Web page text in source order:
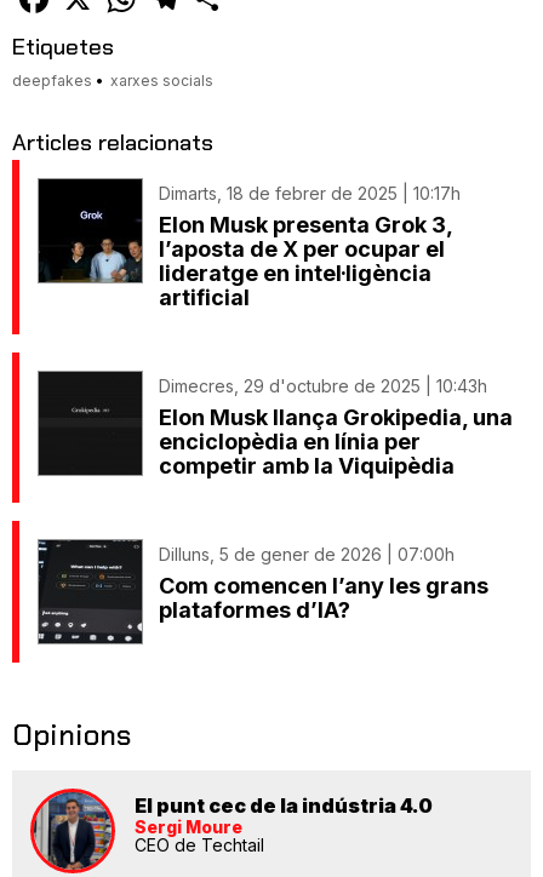
Etiquetes
deepfakes xarxes socials
Articles relacionats
Dimarts, 18 de febrer de 2025 | 10:17h
Elon Musk presenta Grok 3,
l’aposta de X per ocupar el
lideratge en intel·ligència
artificial
Dimecres, 29 d'octubre de 2025 | 10:43h
Elon Musk llança Grokipedia, una
enciclopèdia en línia per
competir amb la Viquipèdia
Dilluns, 5 de gener de 2026 | 07:00h
Com comencen l’any les grans
plataformes d’IA?
Opinions
El punt cec de la indústria 4.0
Sergi Moure
CEO de Techtail